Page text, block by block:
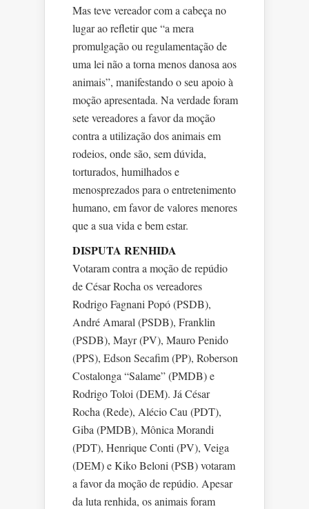
Mas teve vereador com a cabeça no
lugar ao refletir que “a mera
promulgação ou regulamentação de
uma lei não a torna menos danosa aos
animais”, manifestando o seu apoio à
moção apresentada. Na verdade foram
sete vereadores a favor da moção
contra a utilização dos animais em
rodeios, onde são, sem dúvida,
torturados, humilhados e
menosprezados para o entretenimento
humano, em favor de valores menores
que a sua vida e bem estar.
DISPUTA RENHIDA
Votaram contra a moção de repúdio
de César Rocha os vereadores
Rodrigo Fagnani Popó (PSDB),
André Amaral (PSDB), Franklin
(PSDB), Mayr (PV), Mauro Penido
(PPS), Edson Secafim (PP), Roberson
Costalonga “Salame” (PMDB) e
Rodrigo Toloi (DEM). Já César
Rocha (Rede), Alécio Cau (PDT),
Giba (PMDB), Mônica Morandi
(PDT), Henrique Conti (PV), Veiga
(DEM) e Kiko Beloni (PSB) votaram
a favor da moção de repúdio. Apesar
da luta renhida, os animais foram